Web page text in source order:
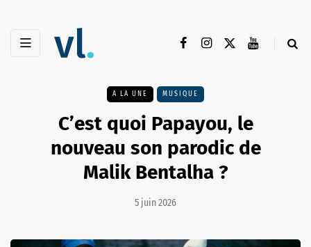
A LA UNE MUSIQUE
C’est quoi Papayou, le
nouveau son parodic de
Malik Bentalha ?
5 juin 2026